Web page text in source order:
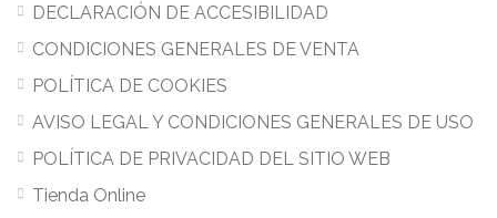
DECLARACIÓN DE ACCESIBILIDAD
CONDICIONES GENERALES DE VENTA
POLÍTICA DE COOKIES
AVISO LEGAL Y CONDICIONES GENERALES DE USO
POLÍTICA DE PRIVACIDAD DEL SITIO WEB
Tienda Online